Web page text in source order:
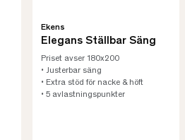
Ekens
Elegans Ställbar Säng
Priset avser 180x200
• Justerbar säng
• Extra stöd för nacke & höft
• 5 avlastningspunkter